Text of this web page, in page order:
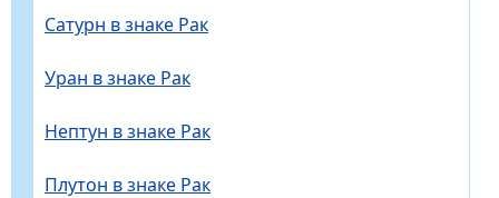
Сатурн в знаке Рак
Уран в знаке Рак
Нептун в знаке Рак
Плутон в знаке Рак